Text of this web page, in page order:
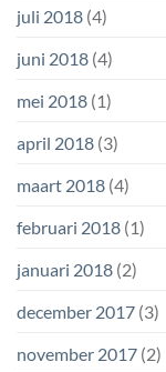
juli 2018 (4)
juni 2018 (4)
mei 2018 (1)
april 2018 (3)
maart 2018 (4)
februari 2018 (1)
januari 2018 (2)
december 2017 (3)
november 2017 (2)